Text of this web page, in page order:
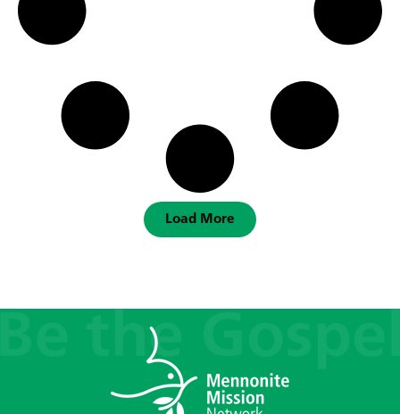
Load More